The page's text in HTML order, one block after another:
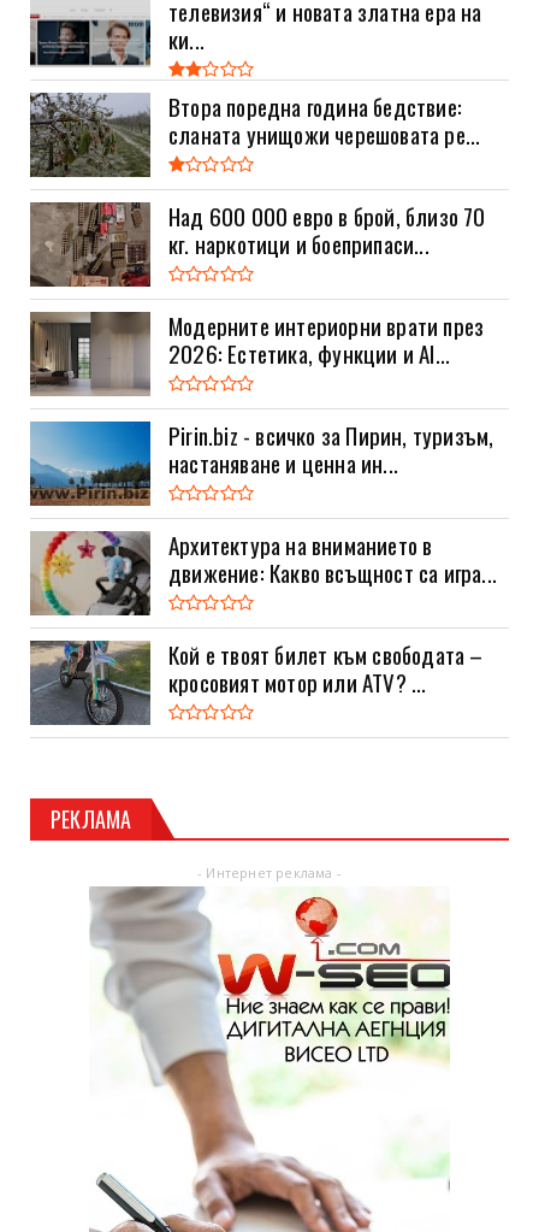
телевизия“ и новата златна ера на
ки...
Втора поредна година бедствие:
сланата унищожи черешовата ре...
Над 600 000 евро в брой, близо 70
кг. наркотици и боеприпаси...
Модерните интериорни врати през
2026: Естетика, функции и AI...
Pirin.biz - всичко за Пирин, туризъм,
настаняване и ценна ин...
Архитектура на вниманието в
движение: Какво всъщност са игра...
Кой е твоят билет към свободата –
кросовият мотор или ATV? ...
РЕКЛАМА
- Интернет реклама -